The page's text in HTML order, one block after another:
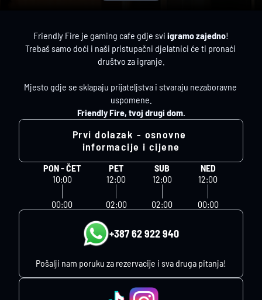
Friendly Fire je gaming cafe gdje svi igramo zajedno!
Trebaš samo doći i naši pristupačni djelatnici će ti pronaći
društvo za igranje.
Mjesto gdje se sklapaju prijateljstva i stvaraju nezaboravne
uspomene.
Friendly Fire, tvoj drugi dom.
Prvi dolazak - osnovne
informacije i cijene
PON - ČET
10:00
00:00
PET
12:00
02:00
SUB
12:00
02:00
NED
12:00
00:00
+387 62 922 940
Pošalji nam poruku za rezervacije i sva druga pitanja!